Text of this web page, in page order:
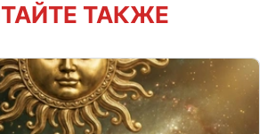
ТАКЖЕ